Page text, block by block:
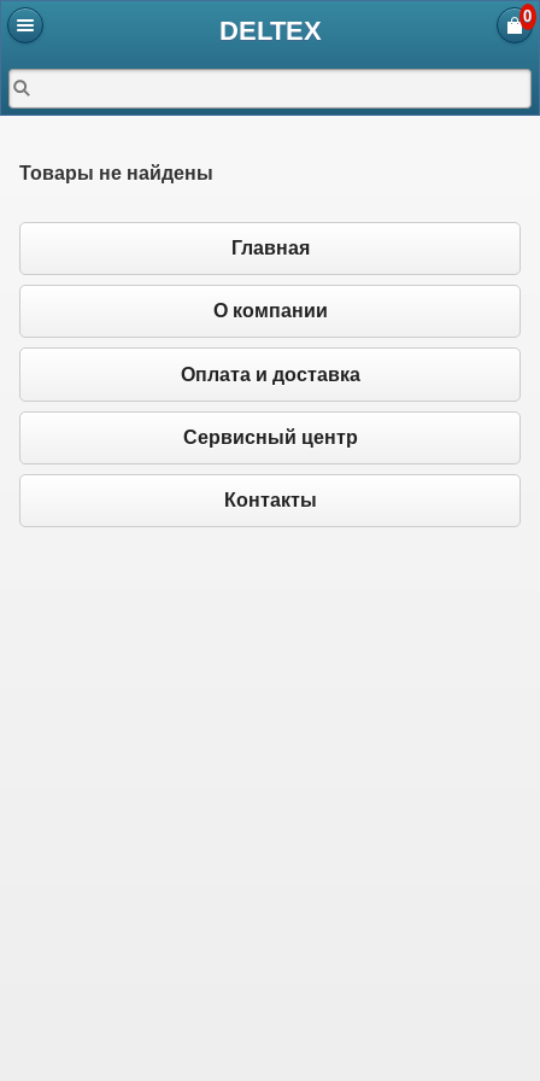
DELTEX 0
Товары не найдены
Главная
О компании
Оплата и доставка
Сервисный центр
Контакты